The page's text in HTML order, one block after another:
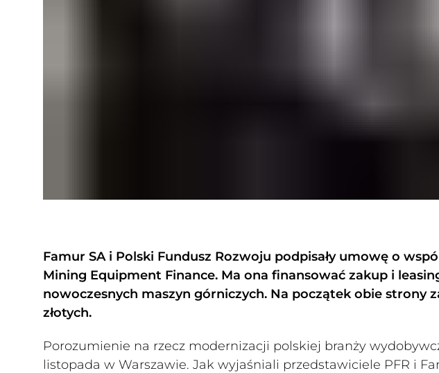
Famur SA i Polski Fundusz Rozwoju podpisały umowę o
Mining Equipment Finance. Ma ona finansować zakup i
nowoczesnych maszyn górniczych. Na początek obie strony
złotych.
Porozumienie na rzecz modernizacji polskiej branży
listopada w Warszawie. Jak wyjaśniali przedstawiciele PFR i